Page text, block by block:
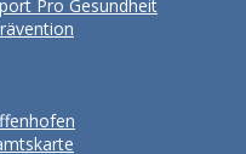
Pro Gesundheit